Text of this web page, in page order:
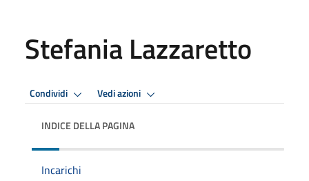
Stefania Lazzaretto
Condividi Vedi azioni
INDICE DELLA PAGINA
Incarichi